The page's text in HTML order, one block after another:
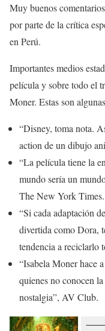
Muy buenos
por parte de la crítica
en Perú.
Importantes medios
película y sobre todo el
Moner. Estas son
“Disney, toma nota.
action de un dibujo
“La película tiene la
mundo sería un
The New York Times.
“Si cada adaptación
divertida como Dora,
tendencia a reciclarlo
“Isabela Moner hace
quienes no conocen
nostalgia”, AV Club.